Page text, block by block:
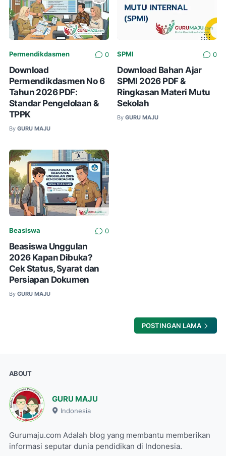
Permendikdasmen 0
Download
Permendikdasmen No 6
Tahun 2026 PDF:
Standar Pengelolaan &
TPPK
By GURU MAJU
SPMI 0
Download Bahan Ajar
SPMI 2026 PDF &
Ringkasan Materi Mutu
Sekolah
By GURU MAJU
Beasiswa 0
Beasiswa Unggulan
2026 Kapan Dibuka?
Cek Status, Syarat dan
Persiapan Dokumen
By GURU MAJU
POSTINGAN LAMA
ABOUT
GURU MAJU
Indonesia
Gurumaju.com Adalah blog yang membantu memberikan
informasi seputar dunia pendidikan di Indonesia.